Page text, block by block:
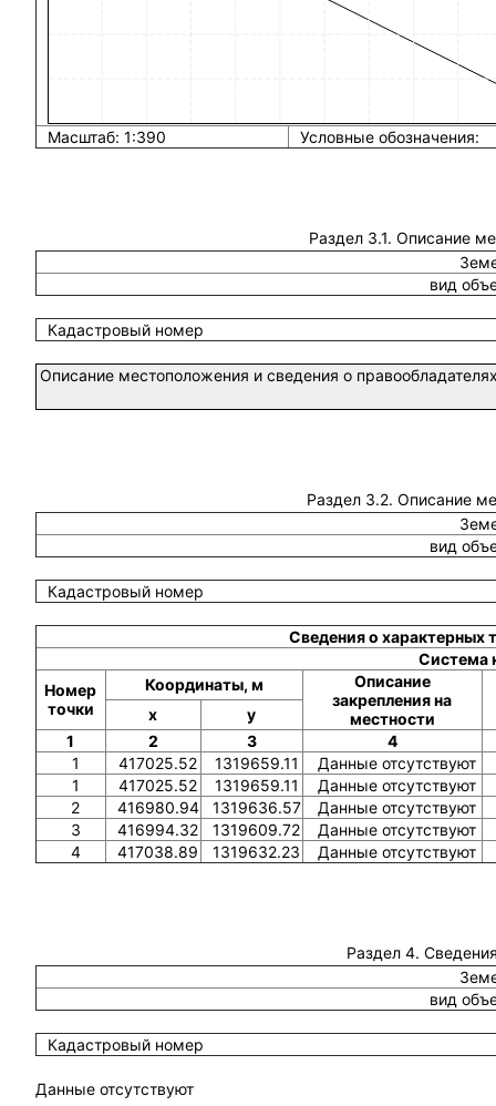
Масштаб: 1:390 Условные обозначения:
Раздел 3.1. Описание
вид
Кадастровый номер
Описание местоположения и сведения о
Раздел 3.2. Описание
вид
Кадастровый номер
Сведения о характерных
Система
Номер
точки
Координаты, м
Описание
закрепления на
местности
x
y
1
2 3
4
1
417025.52 1319659.11
Данные отсутствуют
1
417025.52 1319659.11
Данные отсутствуют
2
416980.94 1319636.57
Данные отсутствуют
3
416994.32 1319609.72
Данные отсутствуют
4
417038.89 1319632.23 Данные отсутствуют
Раздел 4.
вид
Кадастровый номер
Данные отсутствуют